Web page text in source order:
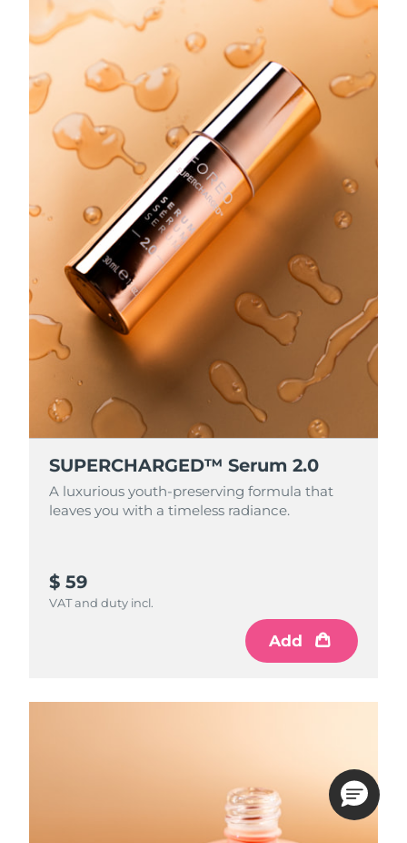
SUPERCHARGED™ Serum 2.0
A luxurious youth-preserving formula that
leaves you with a timeless radiance.
$ 59
VAT and duty incl.
Add